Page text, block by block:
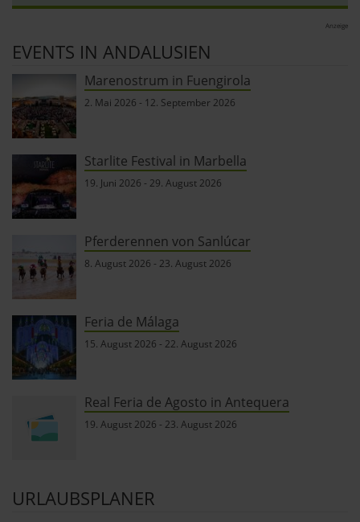
Anzeige
EVENTS IN ANDALUSIEN
Marenostrum in Fuengirola
2. Mai 2026 - 12. September 2026
Starlite Festival in Marbella
19. Juni 2026 - 29. August 2026
Pferderennen von Sanlúcar
8. August 2026 - 23. August 2026
Feria de Málaga
15. August 2026 - 22. August 2026
Real Feria de Agosto in Antequera
19. August 2026 - 23. August 2026
URLAUBSPLANER